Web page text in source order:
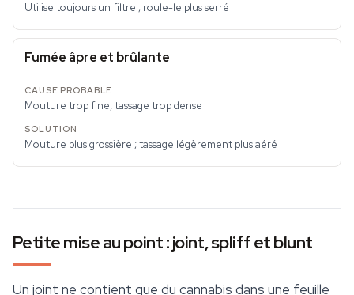
Utilise toujours un filtre ; roule-le plus serré
Fumée âpre et brûlante
Mouture trop fine, tassage trop dense
Mouture plus grossière ; tassage légèrement plus aéré
Petite mise au point : joint, spliff et blunt
Un joint ne contient que du cannabis dans une feuille